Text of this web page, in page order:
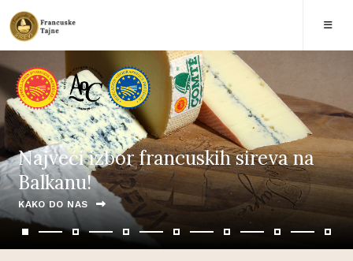
Najveći izbor francuskih sireva na
Balkanu!
KAKO DO NAS